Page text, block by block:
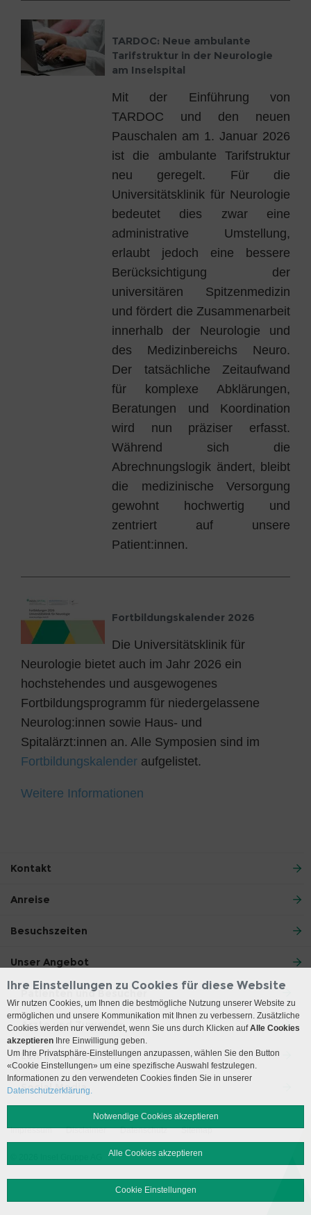
TARDOC: Neue ambulante
Tarifstruktur in der Neurologie
am Inselspital
Mit der Einführung von
TARDOC und den neuen
Pauschalen am 1. Januar 2026
ist die ambulante Tarifstruktur
neu geregelt. Für die
Universitätsklinik für Neurologie
bedeutet dies zwar eine
administrative Umstellung,
erlaubt jedoch eine bessere
Berücksichtigung der
universitären Spitzenmedizin
und fördert die Zusammenarbeit
innerhalb der Neurologie und
des Medizinbereichs Neuro.
Der tatsächliche Zeitaufwand
für komplexe Abklärungen,
Beratungen und Koordination
wird nun präziser erfasst.
Während sich die
Abrechnungslogik ändert, bleibt
die medizinische Versorgung
gewohnt hochwertig und
zentriert auf unsere
Patient:innen.
Fortbildungskalender 2026
Die Universitätsklinik für
Neurologie bietet auch im Jahr 2026 ein
hochstehendes und ausgewogenes
Fortbildungsprogramm für niedergelassene
Neurolog:innen sowie Haus- und
Spitalärzt:innen an. Alle Symposien sind im
Fortbildungskalender aufgelistet.
Weitere Informationen
Kontakt
Anreise
Besuchszeiten
Unser Angebot
Patienten und Besucher
Ärzte und Zuweiser
Lehre und Forschung
Social Media
Impressum Disclaimer Datenschutz Sitemap
Ihre Einstellungen zu Cookies für diese Website
Wir nutzen Cookies, um Ihnen die bestmögliche Nutzung unserer Website zu
ermöglichen und unsere Kommunikation mit Ihnen zu verbessern. Zusätzliche
Cookies werden nur verwendet, wenn Sie uns durch Klicken aufAlle Cookies
akzeptieren Ihre Einwilligung geben.
Um Ihre Privatsphäre-Einstellungen anzupassen, wählen Sie den Button
«Cookie Einstellungen» um eine spezifische Auswahl festzulegen.
Informationen zu den verwendeten Cookies finden Sie in unserer
Datenschutzerklärung.
Notwendige Cookies akzeptieren
Alle Cookies akzeptieren
Cookie Einstellungen